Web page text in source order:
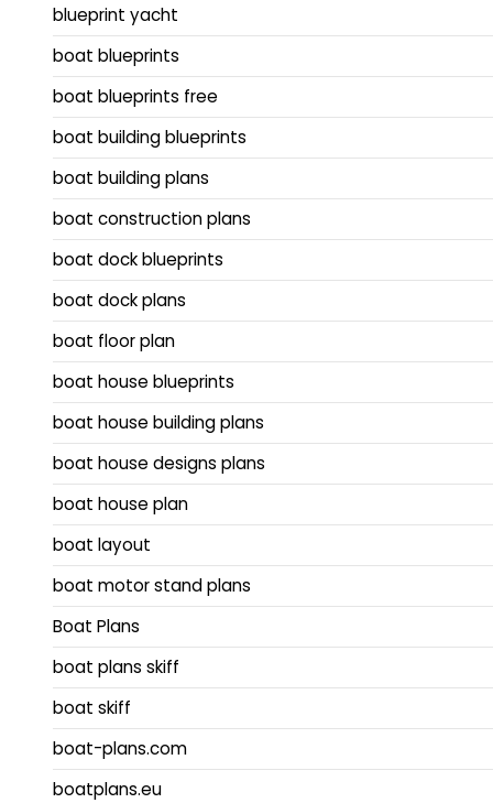
blueprint yacht
boat blueprints
boat blueprints free
boat building blueprints
boat building plans
boat construction plans
boat dock blueprints
boat dock plans
boat floor plan
boat house blueprints
boat house building plans
boat house designs plans
boat house plan
boat layout
boat motor stand plans
Boat Plans
boat plans skiff
boat skiff
boat-plans.com
boatplans.eu